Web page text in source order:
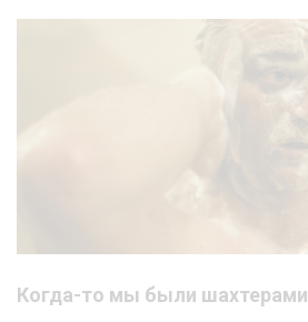
Когда-то мы были шахтерами